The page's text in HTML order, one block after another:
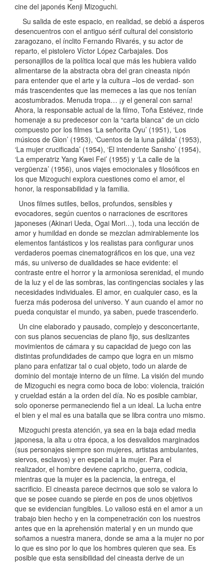
cine del japonés Kenji Mizoguchi.
Su salida de este espacio, en realidad, se debió a ásperos
desencuentros con el antiguo sérif cultural del consistorio
zaragozano, el ínclito Fernando Rivarés, y su actor de
reparto, el pistolero Víctor López Carbajales. Dos
personajillos de la política local que más les hubiera valido
alimentarse de la abstracta obra del gran cineasta nipón
para entender que el arte y la cultura –los de verdad- son
más trascendentes que las memeces a las que nos tenían
acostumbrados. Menuda tropa… ¡y el general con sarna!
Ahora, la responsable actual de la filmo, Toña Estévez, rinde
homenaje a su predecesor con la “carta blanca” de un ciclo
compuesto por los filmes ‘La señorita Oyu’ (1951), ‘Los
músicos de Gion’ (1953), ‘Cuentos de la luna pálida’ (1953),
‘La mujer crucificada’ (1954), ‘El intendente Sansho’ (1954),
‘La emperatriz Yang Kwei Fei’ (1955) y ‘La calle de la
vergüenza’ (1956), unos viajes emocionales y filosóficos en
los que Mizoguchi explora cuestiones como el amor, el
honor, la responsabilidad y la familia.
Unos filmes sutiles, bellos, profundos, sensibles y
evocadores, según cuentos o narraciones de escritores
japoneses (Akinari Ueda, Ogai Mori…), toda una lección de
amor y humildad en donde se mezclan admirablemente los
elementos fantásticos y los realistas para configurar unos
verdaderos poemas cinematográficos en los que, una vez
más, su universo de dualidades se hace evidente: el
contraste entre el horror y la armoniosa serenidad, el mundo
de la luz y el de las sombras, las contingencias sociales y las
necesidades individuales. El amor, en cualquier caso, es la
fuerza más poderosa del universo. Y aun cuando el amor no
pueda conquistar el mundo, ya saben, puede trascenderlo.
Un cine elaborado y pausado, complejo y desconcertante,
con sus planos secuencias de plano fijo, sus deslizantes
movimientos de cámara y su capacidad de juego con las
distintas profundidades de campo que logra en un mismo
plano para enfatizar tal o cual objeto, todo un alarde de
dominio del montaje interno de un filme. La visión del mundo
de Mizoguchi es negra como boca de lobo: violencia, traición
y crueldad están a la orden del día. No es posible cambiar,
solo oponerse permaneciendo fiel a un ideal. La lucha entre
el bien y el mal es una batalla que se libra contra uno mismo.
Mizoguchi presta atención, ya sea en la baja edad media
japonesa, la alta u otra época, a los desvalidos marginados
(sus personajes siempre son mujeres, artistas ambulantes,
siervos, esclavos) y en especial a la mujer. Para el
realizador, el hombre deviene capricho, guerra, codicia,
mientras que la mujer es la paciencia, la entrega, el
sacrificio. El cineasta parece decirnos que solo se valora lo
que se posee cuando se pierde en pos de unos objetivos
que se evidencian fungibles. Lo valioso está en el amor a un
trabajo bien hecho y en la compenetración con los nuestros
antes que en la aprehensión material y en un mundo que
soñamos a nuestra manera, donde se ama a la mujer no por
lo que es sino por lo que los hombres quieren que sea. Es
posible que esta sensibilidad del cineasta derive de un